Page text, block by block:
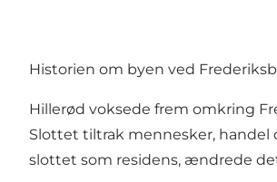
Historien om byen ved
Hillerød voksede frem omkring
Slottet tiltrak mennesker,
slottet som residens, ændrede